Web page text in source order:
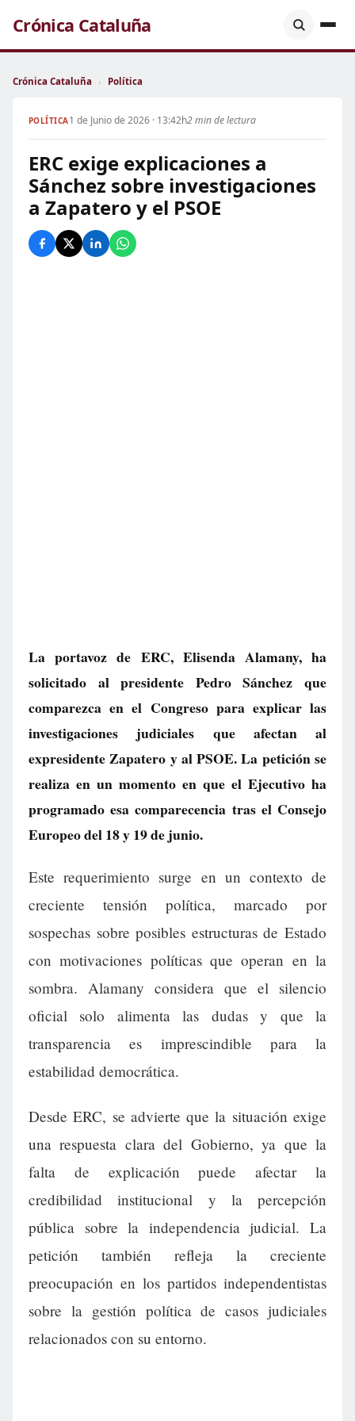
Crónica Cataluña
Crónica Cataluña › Política
POLÍTICA1 de Junio de 2026 · 13:42h2 min de lectura
ERC exige explicaciones a
Sánchez sobre investigaciones
a Zapatero y el PSOE
La portavoz de ERC, Elisenda Alamany, ha
solicitado al presidente Pedro Sánchez que
comparezca en el Congreso para explicar las
investigaciones judiciales que afectan al
expresidente Zapatero y al PSOE. La petición se
realiza en un momento en que el Ejecutivo ha
programado esa comparecencia tras el Consejo
Europeo del 18 y 19 de junio.
Este requerimiento surge en un contexto de
creciente tensión política, marcado por
sospechas sobre posibles estructuras de Estado
con motivaciones políticas que operan en la
sombra. Alamany considera que el silencio
oficial solo alimenta las dudas y que la
transparencia es imprescindible para la
estabilidad democrática.
Desde ERC, se advierte que la situación exige
una respuesta clara del Gobierno, ya que la
falta de explicación puede afectar la
credibilidad institucional y la percepción
pública sobre la independencia judicial. La
petición también refleja la creciente
preocupación en los partidos independentistas
sobre la gestión política de casos judiciales
relacionados con su entorno.